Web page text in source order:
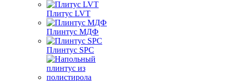
Плитус LVT
Плинтус МДФ
Плинтус SPC